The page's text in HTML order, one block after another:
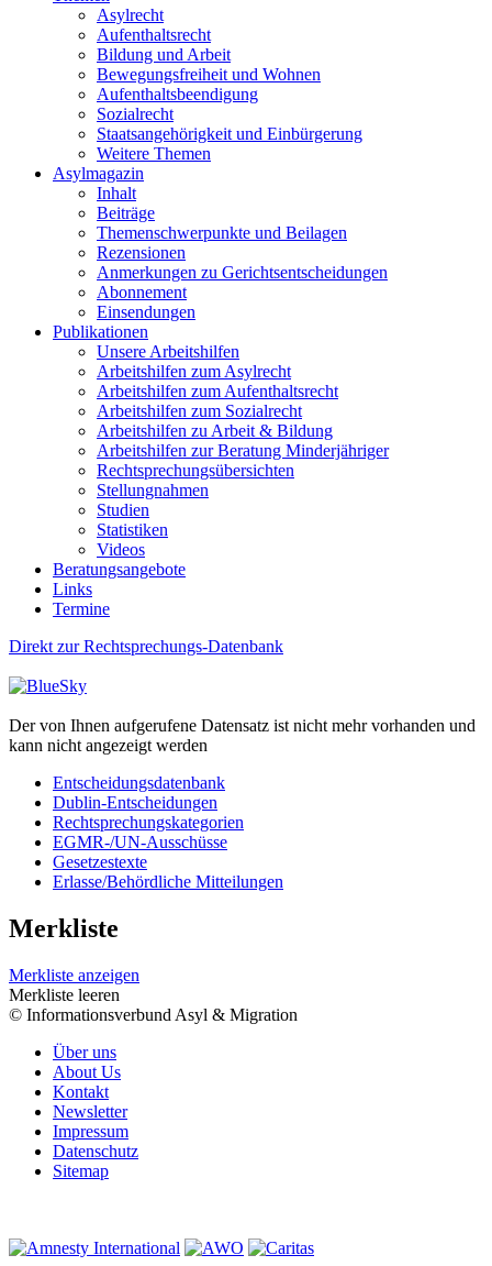
Asylrecht
Aufenthaltsrecht
Bildung und Arbeit
Bewegungsfreiheit und Wohnen
Aufenthaltsbeendigung
Sozialrecht
Staatsangehörigkeit und Einbürgerung
Weitere Themen
Asylmagazin
Inhalt
Beiträge
Themenschwerpunkte und Beilagen
Rezensionen
Anmerkungen zu Gerichtsentscheidungen
Abonnement
Einsendungen
Publikationen
Unsere Arbeitshilfen
Arbeitshilfen zum Asylrecht
Arbeitshilfen zum Aufenthaltsrecht
Arbeitshilfen zum Sozialrecht
Arbeitshilfen zu Arbeit & Bildung
Arbeitshilfen zur Beratung Minderjähriger
Rechtsprechungsübersichten
Stellungnahmen
Studien
Statistiken
Videos
Beratungsangebote
Links
Termine
Direkt zur Rechtsprechungs-Datenbank
Der von Ihnen aufgerufene Datensatz ist nicht mehr vorhanden und
kann nicht angezeigt werden
Entscheidungsdatenbank
Dublin-Entscheidungen
Rechtsprechungskategorien
EGMR-/UN-Ausschüsse
Gesetzestexte
Erlasse/Behördliche Mitteilungen
Merkliste
Merkliste anzeigen
Merkliste leeren
© Informationsverbund Asyl & Migration
Über uns
About Us
Kontakt
Newsletter
Impressum
Datenschutz
Sitemap